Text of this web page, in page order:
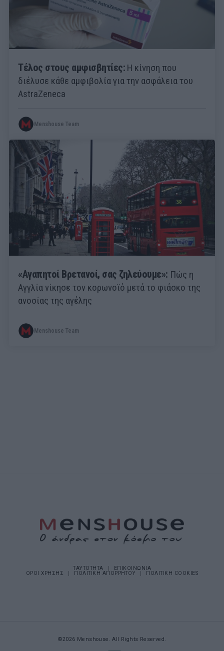
Τέλος στους αμφισβητίες: Η κίνηση που
διέλυσε κάθε αμφιβολία για την ασφάλεια του
AstraZeneca
Menshouse Team
«Αγαπητοί Βρετανοί, σας ζηλεύουμε»: Πώς η
Αγγλία νίκησε τον κορωνοϊό μετά το φιάσκο της
ανοσίας της αγέλης
Menshouse Team
ΤΑΥΤΟΤΗΤΑ
ΕΠΙΚΟΙΝΩΝΙΑ
ΟΡΟΙ ΧΡΗΣΗΣ
ΠΟΛΙΤΙΚΗ ΑΠΟΡΡΗΤΟΥ ΠΟΛΙΤΙΚΗ COOKIES
©2026 Menshouse. All Rights Reserved.